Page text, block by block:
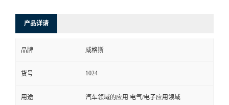
在
产品详请
品牌 威格斯
货号 1024
用途 汽车领域的应用 电气/电子应用领域